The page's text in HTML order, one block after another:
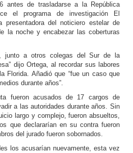
antes de trasladarse a la República
el programa de investigación El
presentadora del noticiero estelar de
la noche y encabezar las coberturas
junto a otros colegas del Sur de la
dijo Ortega, al recordar sus labores
Florida. Añadió que “fue un caso que
durante años”.
fueron acusados de 17 cargos de
a las autoridades durante años. Sin
largo y complejo, fueron absueltos,
que declararían en su contra fueron
del jurado fueron sobornados.
los acusarían nuevamente, esta vez